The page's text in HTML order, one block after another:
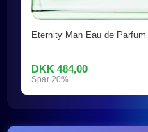
Eternity Man Eau de Parfum
DKK 484,00
Spar 20%